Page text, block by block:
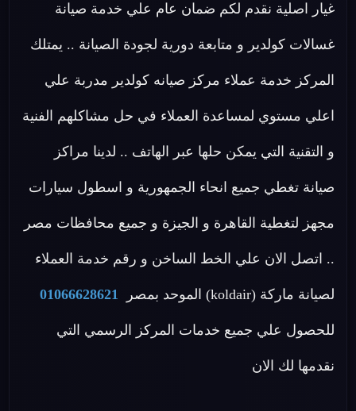
غيار اصلية نقدم لكم ضمان عام علي خدمة صيانة
غسالات كولدير و متابعة دورية لجودة الصيانة .. يمتلك
المركز خدمة عملاء مركز صيانه كولدير مدربة علي
اعلي مستوي لمساعدة العملاء في حل مشاكلهم الفنية
و التقنية التي يمكن حلها عبر الهاتف .. لدينا مراكز
صيانة تغطي جميع انحاء الجمهورية و اسطول سيارات
مجهز لتغطية القاهرة و الجيزة و جميع محافظات مصر
.. اتصل الان علي الخط الساخن و رقم خدمة العملاء
لصيانة ماركة (koldair) الموحد بمصر 01066628621
للحصول علي جميع خدمات المركز الرسمي التي
نقدمها لك الان